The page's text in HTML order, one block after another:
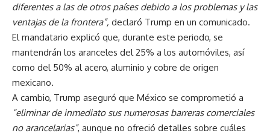
diferentes a las de otros países debido a los problemas y las
ventajas de la frontera”, declaró Trump en un comunicado.
El mandatario explicó que, durante este periodo, se
mantendrán los aranceles del 25% a los automóviles, así
como del 50% al acero, aluminio y cobre de origen
mexicano.
A cambio, Trump aseguró que México se comprometió a
“eliminar de inmediato sus numerosas barreras comerciales
no arancelarias”, aunque no ofreció detalles sobre cuáles